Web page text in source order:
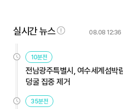
실시간 뉴스 08.08 12:36
10분전
전남광주특별시, 여수세계섬박
덩굴 집중 제거
35분전